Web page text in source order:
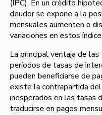
(IPC). En un crédito
deudor se expone a la
mensuales aumenten o
variaciones en estos
La principal ventaja de
períodos de tasas de
pueden beneficiarse de
existe la contrapartida
inesperados en las tasas
traducirse en pagos